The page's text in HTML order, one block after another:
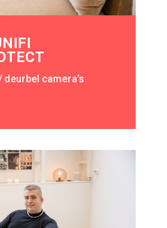
deurbel camera’s